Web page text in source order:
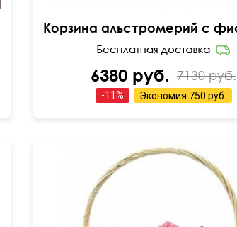
6380 руб. 7130 руб.
-11% Экономия 750 руб.